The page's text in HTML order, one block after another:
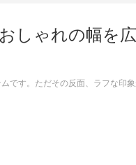
しゃれの幅を
です。ただその反面、ラフな印